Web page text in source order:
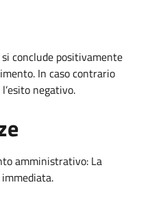
conclude positivamente
In caso contrario
negativo.
amministrativo: La